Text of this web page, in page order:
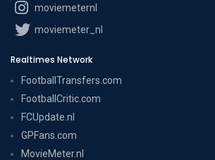
moviemeternl
moviemeter_nl
Realtimes Network
FootballTransfers.com
FootballCritic.com
FCUpdate.nl
GPFans.com
MovieMeter.nl